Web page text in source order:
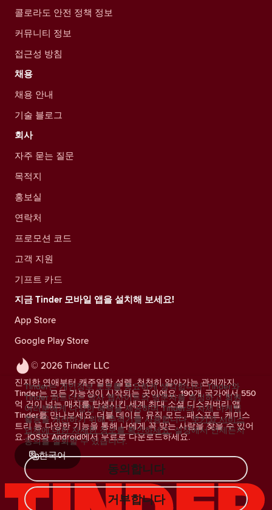
© 2026 Tinder LLC
진지한 연애부터 캐주얼한 설렘, 천천히 알아가는 관계까지.
Tinder는 모든 가능성이 시작되는 곳이에요. 190개 국가에서 550
억 건이 넘는 매치를 탄생시킨 세계 최대 소셜 디스커버리 앱
Tinder를 만나보세요. 더블 데이트, 뮤직 모드, 패스포트, 케미스
트리 등 다양한 기능을 통해 나에게 꼭 맞는 사람을 찾을 수 있어
요. iOS와 Android에서 무료로 다운로드하세요.
한국어
콜로라도 안전 정책 정보
커뮤니티 정보
접근성 방침
채용
채용 안내
기술 블로그
회사
자주 묻는 질문
목적지
홍보실
연락처
프로모션 코드
고객 지원
기프트 카드
지금 Tinder 모바일 앱을 설치해 보세요!
App Store
Google Play Store
Tinder는 개인정보 보호를 중요하게 생각합니다. Tinder와
Tinder 파트너는 당사 웹사이트의 방문자를 측정하고 회원
여러분에게 다양한 혜택을 제공하며 Tinder의 자체 마케팅
활동을 개선하기 위해 추적기를 사용합니다. 쿠키와 서비스
업체에 대한 자세한 정보를 확인하세요. 설정에서 언제든지
동의를 철회할 수 있습니다.
동의합니다
거부합니다